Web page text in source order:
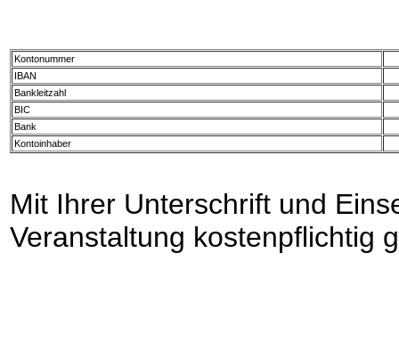
Kontonummer
IBAN
Bankleitzahl
BIC
Bank
Kontoinhaber
Mit Ihrer Unterschrift und
Veranstaltung kostenpflichtig